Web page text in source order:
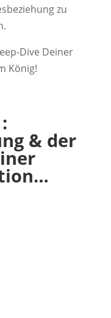
zu
Dive Deiner
König!
& der